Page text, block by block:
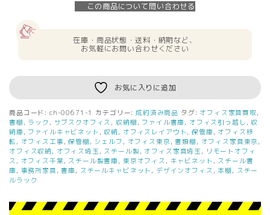
この商品について問い合わせる
在庫・商品状態・送料・納期など、
お気軽にお問い合わせください
お気に入りに追加
商品コード: ch-00671-1 カテゴリー: 成約済み商品 タグ: オフィス家具買取,
書棚 , ラック , サブスクオフィス ,収納棚 , ファイル書庫 , オフィス引っ越し ,収
納庫 , ファイルキャビネット ,収納 , オフィスレイアウト,保管庫 , オフィス移
転 , オフィス工事 ,保管棚 , シェルフ , オフィス東京 ,書類棚 , オフィス家具東京 ,
オフィス収納 , オフィス埼玉 , スチール製 , オフィス家具埼玉 , リモートオフィ
ス , オフィス千葉 , スチール製書庫 , 東京オフィス , キャビネット , スチール書
庫 , 事務所家具 ,書庫 , スチールキャビネット , デザインオフィス ,本棚 , スチー
ルラック